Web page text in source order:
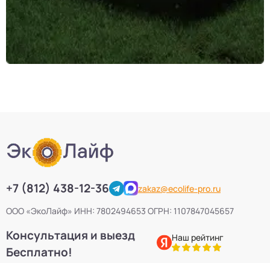
+7 (812) 438-12-36
zakaz@ecolife-pro.ru
ООО «ЭкоЛайф» ИНН: 7802494653 ОГРН: 1107847045657
Консультация и выезд
Бесплатно!
Наш рейтинг